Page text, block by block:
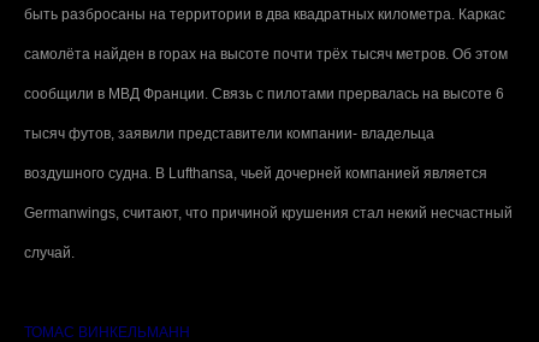
быть разбросаны на территории в два квадратных километра. Каркас
самолёта найден в горах на высоте почти трёх тысяч метров. Об этом
сообщили в МВД Франции. Связь с пилотами прервалась на высоте 6
тысяч футов, заявили представители компании- владельца
воздушного судна. В Lufthansa, чьей дочерней компанией является
Germanwings, считают, что причиной крушения стал некий несчастный
случай.
ТОМАС ВИНКЕЛЬМАНН